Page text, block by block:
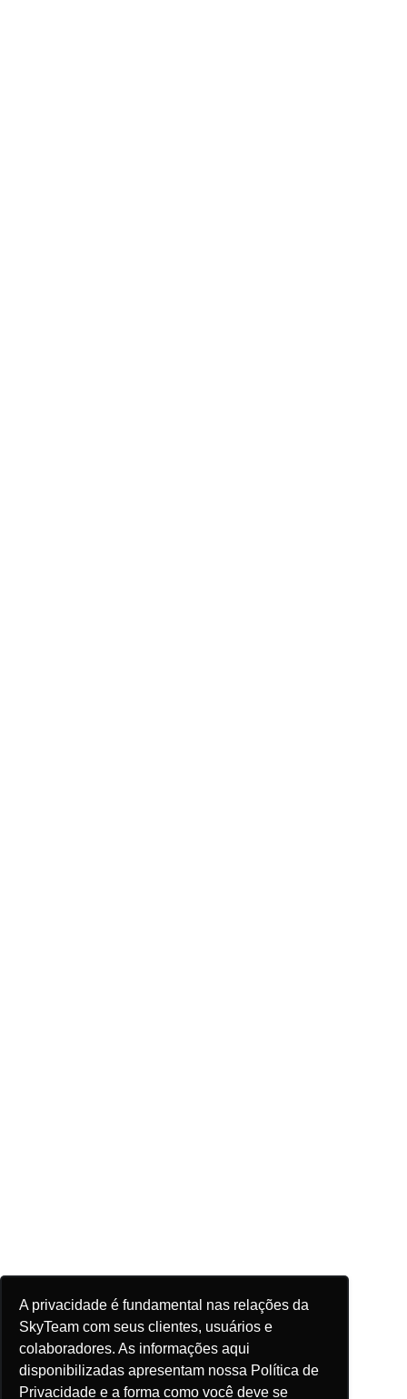
A privacidade é fundamental nas relações da
SkyTeam com seus clientes, usuários e
colaboradores. As informações aqui
disponibilizadas apresentam nossa Política de
Privacidade e a forma como você deve se